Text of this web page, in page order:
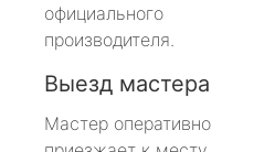
официального
производителя.
Выезд мастера
Мастер оперативно